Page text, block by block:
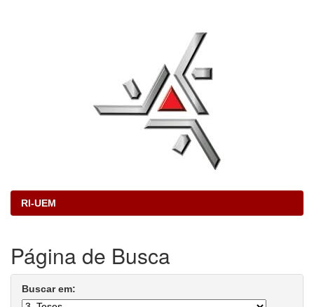
RI-UEM
Página de Busca
Buscar em: